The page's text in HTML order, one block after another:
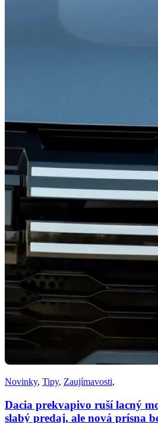
Novinky, Tipy, Zaujímavosti,
Dacia prekvapivo ruší lacný
slabý predaj, ale nová prísna